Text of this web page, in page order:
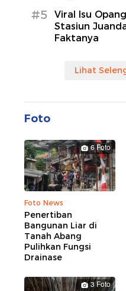
#5
Viral Isu
Stasiun
Faktanya
Lihat
Foto
6 Foto
Foto News
Penertiban
Bangunan Liar di
Tanah Abang
Pulihkan Fungsi
Drainase
3 Foto